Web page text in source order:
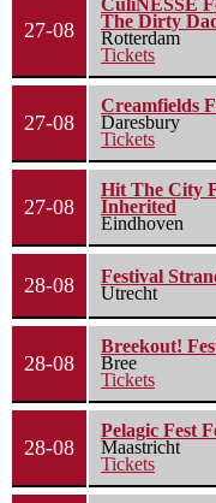
27-08
CuliNESSE
The Dirty
Rotterdam
Tickets
27-08
Creamfields
Daresbury
Tickets
27-08
Hit The City
Inherited
Eindhoven
28-08
Festival
Utrecht
28-08
Breekout!
Bree
Tickets
28-08
Pelagic Fest
Maastricht
Tickets